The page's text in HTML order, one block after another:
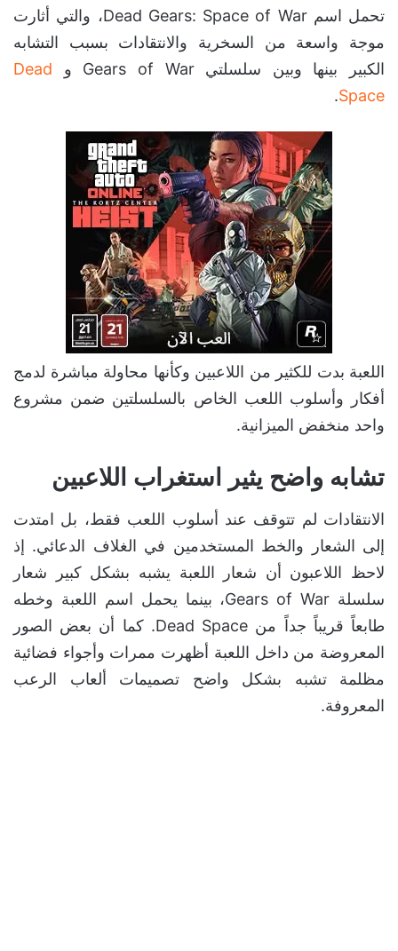
تحمل اسم Dead Gears: Space of War، والتي أثارت
موجة واسعة من السخرية والانتقادات بسبب التشابه
الكبير بينها وبين سلسلتي Gears of War و
Dead
Space
.
اللعبة بدت للكثير من اللاعبين وكأنها محاولة مباشرة لدمج
أفكار وأسلوب اللعب الخاص بالسلسلتين ضمن مشروع
واحد منخفض الميزانية.
تشابه واضح يثير استغراب اللاعبين
الانتقادات لم تتوقف عند أسلوب اللعب فقط، بل امتدت
إلى الشعار والخط المستخدمين في الغلاف الدعائي. إذ
لاحظ اللاعبون أن شعار اللعبة يشبه بشكل كبير شعار
سلسلة Gears of War، بينما يحمل اسم اللعبة وخطه
طابعاً قريباً جداً من Dead Space. كما أن بعض الصور
المعروضة من داخل اللعبة أظهرت ممرات وأجواء فضائية
مظلمة تشبه بشكل واضح تصميمات ألعاب الرعب
المعروفة.